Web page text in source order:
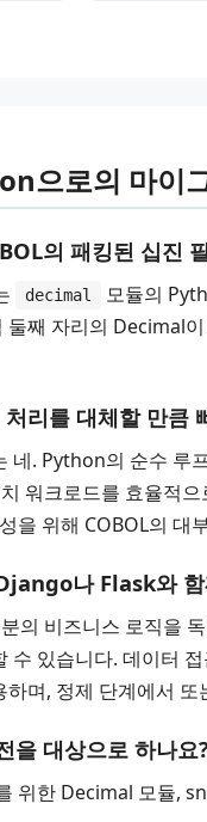
으로의 마이
의 패킹된 십진
decimal 모듈의
둘째 자리의 Decimal
리를 대체할 만큼
네. Python의 순수 루
워크로드를 효율적
을 위해 COBOL의
나 Flask와 함
의 비즈니스 로직을
수 있습니다. 데이터
며, 정제 단계에서 또
을 대상으로 하나요
위한 Decimal 모듈,